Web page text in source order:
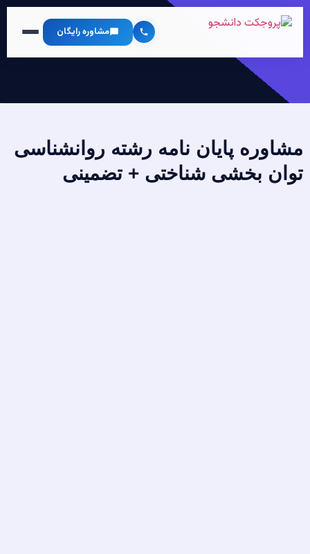
مشاوره رایگان
مشاوره پایان نامه رشته روانشناسی
توان بخشی شناختی + تضمینی